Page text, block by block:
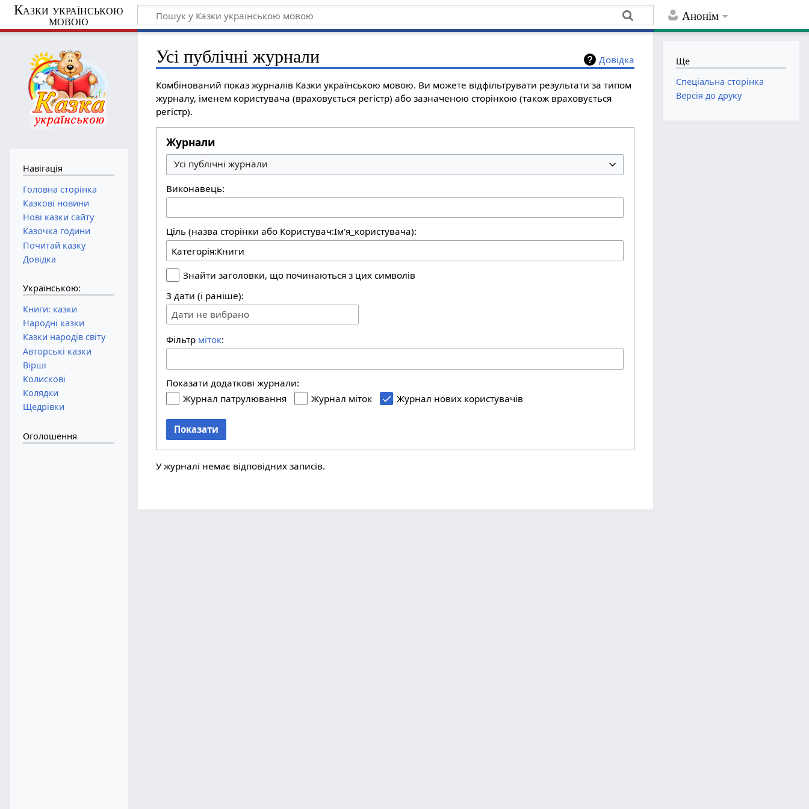
Анонім
Казки українською
мовою
Довідка
Усі публічні журнали
Комбінований показ журналів Казки українською мовою. Ви можете відфільтрувати результати за типом
журналу, іменем користувача (враховується регістр) або зазначеною сторінкою (також враховується
регістр).
Журнали
Усі публічні журнали
Виконавець:
Ціль (назва сторінки або Користувач:Ім'я_користувача):
Знайти заголовки, що починаються з цих символів
З дати (і раніше):
Дати не вибрано
Фільтр міток:
Показати додаткові журнали:
Журнал патрулювання
Журнал міток Журнал нових користувачів
Показати
У журналі немає відповідних записів.
Навігація
Головна сторінка
Казкові новини
Нові казки сайту
Казочка години
Почитай казку
Довідка
Українською:
Книги: казки
Народні казки
Казки народів світу
Авторські казки
Вірші
Колискові
Колядки
Щедрівки
Оголошення
Ще
Спеціальна сторінка
Версія до друку